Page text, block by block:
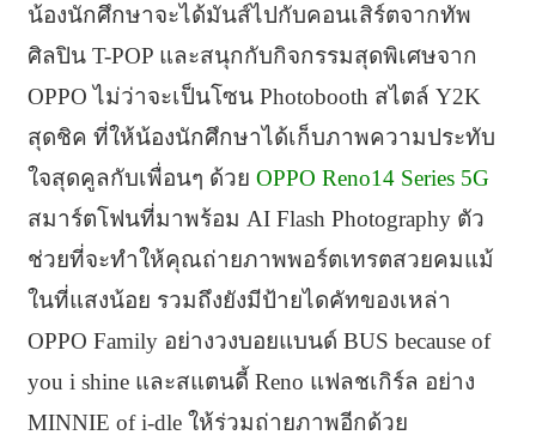
น้องนักศึกษาจะได้มันส์ไปกับคอนเสิร์ตจากทัพ
ศิลปิน T-POP และสนุกกับกิจกรรมสุดพิเศษจาก
OPPO ไม่ว่าจะเป็นโซน Photobooth สไตล์ Y2K
สุดชิค ที่ให้น้องนักศึกษาได้เก็บภาพความประทับ
ใจสุดคูลกับเพื่อนๆ ด้วย OPPO Reno14 Series 5G
สมาร์ตโฟนที่มาพร้อม AI Flash Photography ตัว
ช่วยที่จะทำให้คุณถ่ายภาพพอร์ตเทรตสวยคมแม้
ในที่แสงน้อย รวมถึงยังมีป้ายไดคัทของเหล่า
OPPO Family อย่างวงบอยแบนด์ BUS because of
you i shine และสแตนดี้ Reno แฟลชเกิร์ล อย่าง
MINNIE of i-dle ให้ร่วมถ่ายภาพอีกด้วย